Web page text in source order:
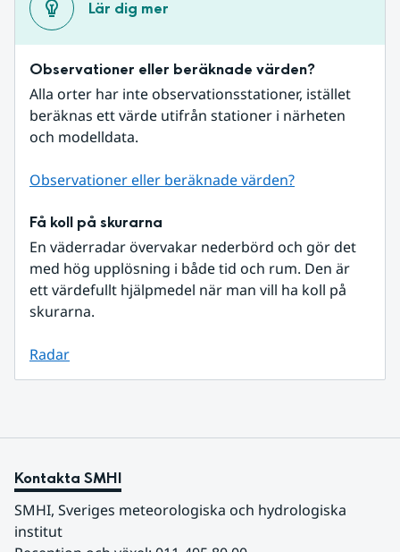
Lär dig mer
Observationer eller beräknade värden?
Alla orter har inte observationsstationer, istället
beräknas ett värde utifrån stationer i närheten
och modelldata.
Observationer eller beräknade värden?
Få koll på skurarna
En väderradar övervakar nederbörd och gör det
med hög upplösning i både tid och rum. Den är
ett värdefullt hjälpmedel när man vill ha koll på
skurarna.
Radar
Kontakta SMHI
SMHI, Sveriges meteorologiska och hydrologiska
institut